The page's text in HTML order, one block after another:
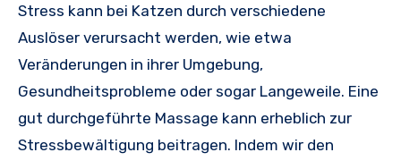
Stress kann bei Katzen durch verschiedene
Auslöser verursacht werden, wie etwa
Veränderungen in ihrer Umgebung,
Gesundheitsprobleme oder sogar Langeweile. Eine
gut durchgeführte Massage kann erheblich zur
Stressbewältigung beitragen. Indem wir den